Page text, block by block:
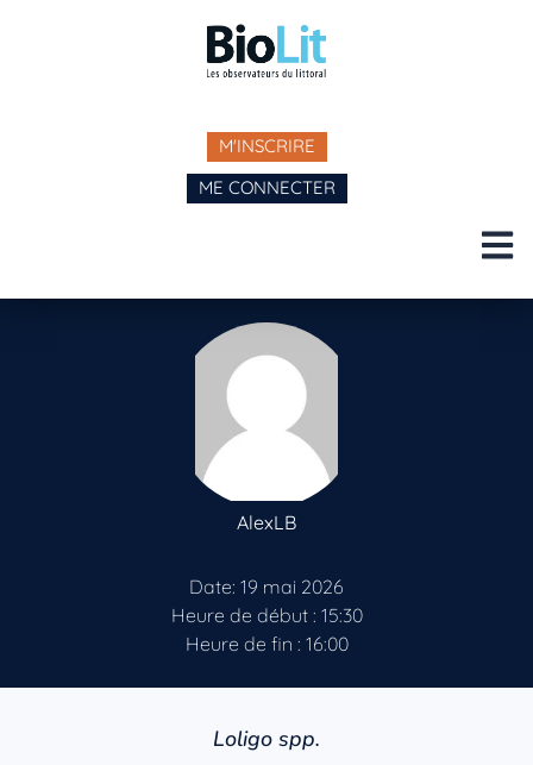
M'INSCRIRE
ME CONNECTER
AlexLB
Date: 19 mai 2026
Heure de début : 15:30
Heure de fin : 16:00
Loligo spp.